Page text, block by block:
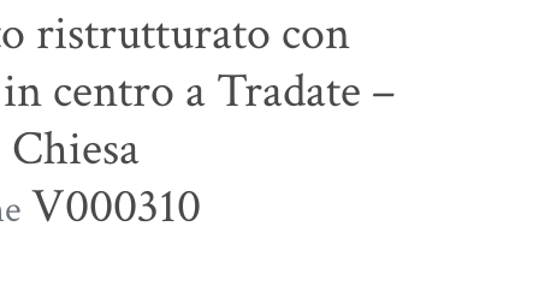
ristrutturato con
centro a Tradate –
V000310